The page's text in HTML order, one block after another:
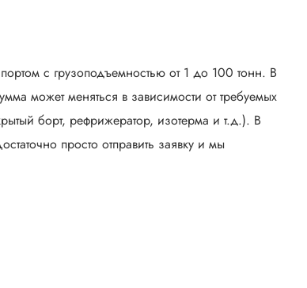
с грузоподъемностью от 1 до 100 тонн. В
может меняться в зависимости от требуемых
борт, рефрижератор, изотерма и т.д.). В
просто отправить заявку и мы